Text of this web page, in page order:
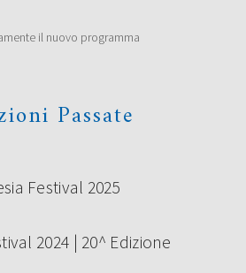
il nuovo programma
Passate
Festival 2025
2024 | 20^ Edizione